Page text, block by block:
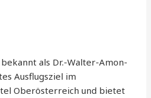
als Dr.-Walter-Amon-
Ausflugsziel im
Oberösterreich und bietet